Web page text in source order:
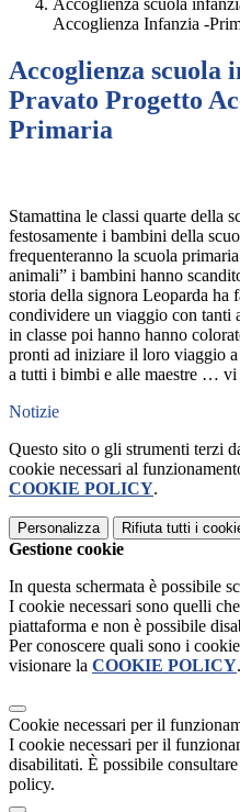
Accoglienza scuola
Accoglienza Infanzia -
Accoglienza scuola
Pravato Progetto
Primaria
Stamattina le classi quarte della
festosamente i bambini della
frequenteranno la scuola
animali” i bambini hanno
storia della signora Leoparda ha
condividere un viaggio con tanti
in classe poi hanno hanno
pronti ad iniziare il loro viaggio
a tutti i bimbi e alle maestre … vi
Notizie
Questo sito o gli strumenti terzi
cookie necessari al
COOKIE POLICY.
Personalizza Rifiuta tutti i
Gestione cookie
In questa schermata è possibile
I cookie necessari sono quelli
piattaforma e non è possibile
Per conoscere quali sono i
visionare la COOKIE POLICY.
Cookie necessari per il
I cookie necessari per il
disabilitati. È possibile
policy.